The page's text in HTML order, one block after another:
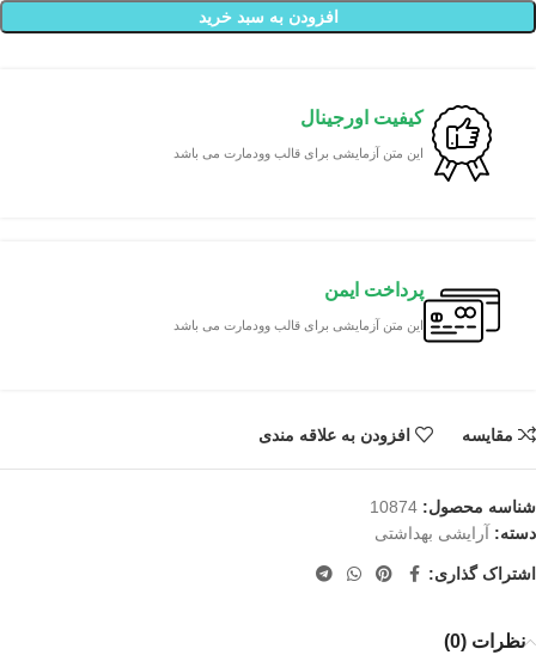
افزودن به سبد خرید
کیفیت اورجینال
این متن آزمایشی برای قالب وودمارت می باشد
پرداخت ایمن
این متن آزمایشی برای قالب وودمارت می باشد
مقایسه افزودن به علاقه مندی
شناسه محصول: 10874
دسته: آرایشی بهداشتی
اشتراک گذاری:
نظرات (0)